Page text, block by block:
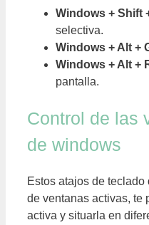
Windows + Shift
selectiva.
Windows + Alt +
Windows + Alt +
pantalla.
Control de las
de windows
Estos atajos de teclado
de ventanas activas, te
activa y situarla en